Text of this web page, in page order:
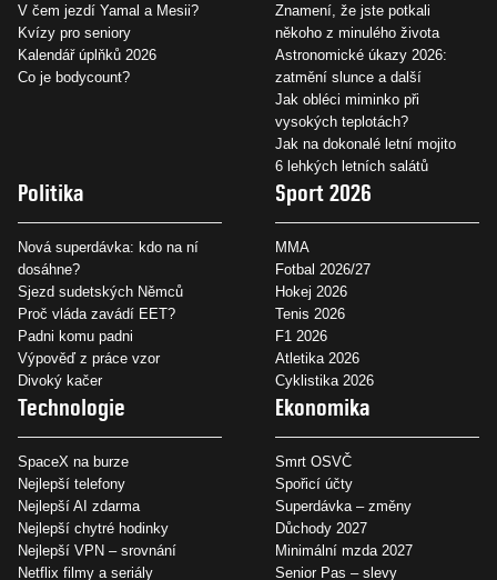
V čem jezdí Yamal a Mesii?
Kvízy pro seniory
Kalendář úplňků 2026
Co je bodycount?
Znamení, že jste potkali
někoho z minulého života
Astronomické úkazy 2026:
zatmění slunce a další
Jak obléci miminko při
vysokých teplotách?
Jak na dokonalé letní mojito
6 lehkých letních salátů
Politika
Nová superdávka: kdo na ní
dosáhne?
Sjezd sudetských Němců
Proč vláda zavádí EET?
Padni komu padni
Výpověď z práce vzor
Divoký kačer
Sport 2026
MMA
Fotbal 2026/27
Hokej 2026
Tenis 2026
F1 2026
Atletika 2026
Cyklistika 2026
Technologie
SpaceX na burze
Nejlepší telefony
Nejlepší AI zdarma
Nejlepší chytré hodinky
Nejlepší VPN – srovnání
Netflix filmy a seriály
Ekonomika
Smrt OSVČ
Spořicí účty
Superdávka – změny
Důchody 2027
Minimální mzda 2027
Senior Pas – slevy